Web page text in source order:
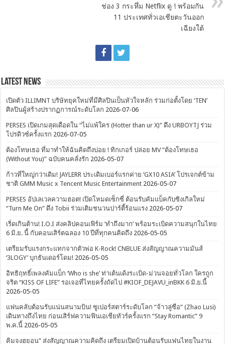
ช่อง 3 กระหึ่ม Netflix ดู ! พร้อมกัน
11 ประเทศทั่วเอเชียตะวันออก
เฉียงใต้
Latest News
เปิดตัว ILLIMNT บริษัทยุคใหม่ที่มีศิลปินเป็นหัวใจหลัก ร่วมก่อตั้งโดย ‘TEN’
ศิลปินผู้สร้างปรากฏการณ์ระดับโลก 2026-07-06
PERSES เปิดเกมสุดเดือดใน “ไม่แพ้ใคร (Hotter than ur X)” ดึง URBOYTJ ร่วม
โปรดิวซ์ครั้งแรก 2026-07-05
ต้องโทษเธอ ที่มาทำให้ฉันคิดถึงบ่อย ! ทิกเกอร์ ปล่อย MV “ต้องโทษเธอ
(Without You)” ฉบับคนคลั่งรัก 2026-05-07
ก้าวที่ใหญ่กว่าเดิม! JAYLERR ประเดิมเบอร์แรกค่าย ‘GX10 ASIA’ โปรเจกต์ข้าม
ชาติ GMM Music x Tencent Music Entertainment 2026-05-07
PERSES อัปเลเวลความฮอต! เปิดโหมดเซ็กซี่ ต้อนรับคัมแบ็คกับซิงเกิลใหม่
“Turn Me On” ดึง Tobii ร่วมเติมชนวนปาร์ตี้ร้อนแรง 2026-05-07
เริ่ดเกินต้าน! I.O.I ส่งคลิปคอนเฟิร์ม ‘ทำถึงมาก’ พร้อมระเบิดความสนุกในไทย
6 มิ.ย. นี้ กับคอนเสิร์ตฉลอง 10 ปีที่ทุกคนคิดถึง 2026-05-05
เตรียมรับแรงกระแทกจากตัวพ่อ K-Rock! CNBLUE ส่งสัญญาณความมันส์
‘3LOGY’ บุกธันเดอร์โดม! 2026-05-05
อิทธิฤทธิ์เพลงคัมแบ็ก ‘Who is she’ ท่าเต้นเด้งระเบิด-ม่วนจอยทั่วโลก ใครถูก
จริต “KISS OF LIFE” รอเจอที่ไทยครั้งถัดไป #KIOF_DEJAVU_inBKK 6 มิ.ย.นี้
2026-05-05
แฟนคลับต้อนรับแน่นสนามบิน! ซูเปอร์สตาร์ระดับโลก “จ้าวลู่ซือ” (Zhao Lusi)
เดินทางถึงไทย ก่อนเสิร์ฟความฟินเอเชียทัวร์ครั้งแรก “Stay Romantic” 9
พ.ค.นี้ 2026-05-05
คิมจงฮยอน” ส่งสัญญาณความคิดถึง เตรียมเปิดบ้านต้อนรับแฟนไทยในงาน